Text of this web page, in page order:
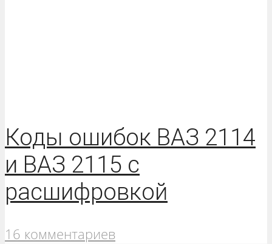
Коды ошибок ВАЗ 2114
и ВАЗ 2115 с
расшифровкой
16 комментариев